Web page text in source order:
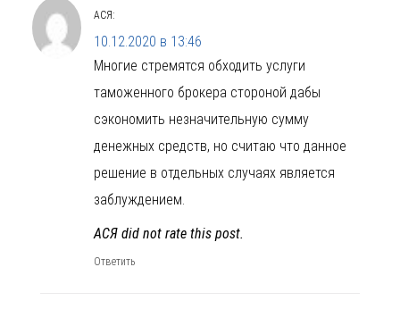
АСЯ:
10.12.2020 в 13:46
Многие стремятся обходить услуги
таможенного брокера стороной дабы
сэкономить незначительную сумму
денежных средств, но считаю что данное
решение в отдельных случаях является
заблуждением.
АСЯ did not rate this post.
Ответить